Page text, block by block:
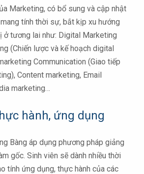
Marketing, có bổ sung và cập nhật
tính thời sự, bắt kịp xu hướng
ở tương lai như: Digital Marketing
(Chiến lược và kế hoạch digital
Communication (Giao tiếp
Content marketing, Email
marketing…
hành, ứng dụng
Bàng áp dụng phương pháp giảng
gốc. Sinh viên sẽ dành nhiều thời
tính ứng dụng, thực hành của các